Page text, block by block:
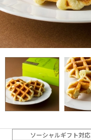
ソーシャルギフト対応